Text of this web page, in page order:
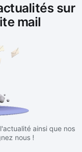
sur
mail
ainsi que nos
nous !